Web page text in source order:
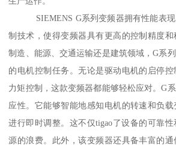
SIEMENS G系列变频器拥有性能表现
制技术，使得变频器具有更高的控制精度
制造、能源、交通运输还是建筑领域，G系
的电机控制任务。无论是驱动电机的启停
力矩控制，这款变频器都能够轻松应对。G
应性。它能够智能地感知电机的转速和负
进行即时调整。这不仅tigao了设备的可靠
源的浪费。此外，该变频器还具备丰富的